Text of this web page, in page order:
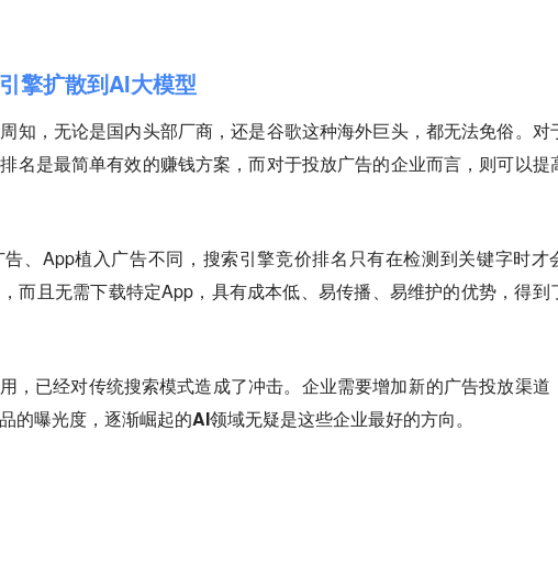
擎扩散到AI大模型
知，无论是国内头部厂商，还是谷歌这种海外巨头，都无法免俗。对
名是最简单有效的赚钱方案，而对于投放广告的企业而言，则可以提
、App植入广告不同，搜索引擎竞价排名只有在检测到关键字时才
而且无需下载特定App，具有成本低、易传播、易维护的优势，得到
，已经对传统搜索模式造成了冲击。 企业需要增加新的广告投放渠道
的曝光度，逐渐崛起的AI领域无疑是这些企业最好的方向。